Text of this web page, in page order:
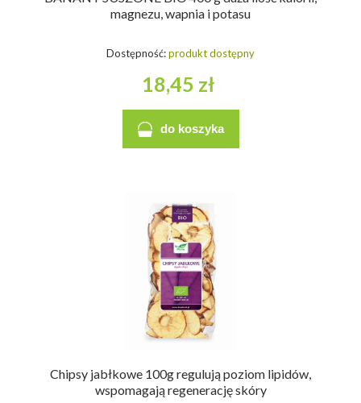
magnezu, wapnia i potasu
Dostępność:produkt dostępny
18,45 zł
do koszyka
Chipsy jabłkowe 100g regulują poziom lipidów,
wspomagają regenerację skóry